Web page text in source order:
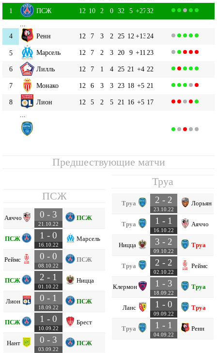
1 ПСЖ 12 10 2 0 32 5 +2732
4
Ренн 12 7 3 2 25 12 +13 24
5 Марсель 12 7 2 3 20 9 +11 23
6 Лилль 12 7 1 4 25 21 +4 22
7 Монако 12 6 3 3 23 18 +5 21
8 Лион 12 5 2 5 21 16 +5 17
Предшествующие матчи
ПСЖ
Аяччо 0 - 3
21.10.22
ПСЖ
ПСЖ 1 - 0
16.10.22
Марсель
Реймс 0 - 0
08.10.22
ПСЖ
ПСЖ 2 - 1
01.10.22
Ницца
Лион 0 - 1
18.09.22
ПСЖ
ПСЖ 1 - 0
10.09.22
Брест
Нант 0 - 3
03.09.22
ПСЖ
Труа
Труа 2 - 2
23.10.22
Лорьян
Труа 1 - 1
16.10.22
Аяччо
Ницца 3 - 2
09.10.22
Труа
Труа 2 - 2
02.10.22
Реймс
Клермон 1 - 3
18.09.22
Труа
Ланс 1 - 0
09.09.22
Труа
Труа 1 - 1
04.09.22
Ренн